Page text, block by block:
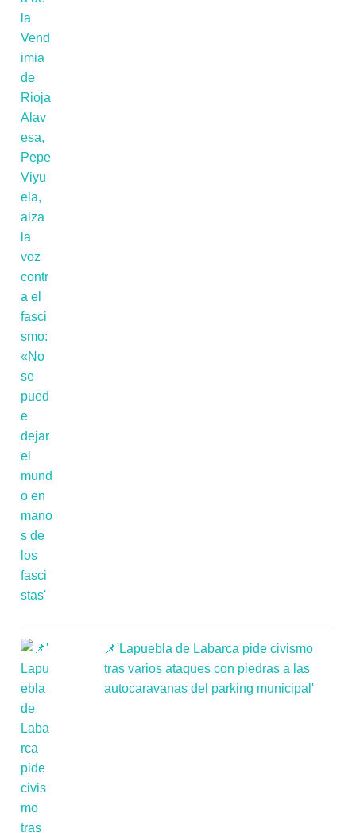
📌'Lapuebla de Labarca pide civismo
tras varios ataques con piedras a las
autocaravanas del parking municipal'